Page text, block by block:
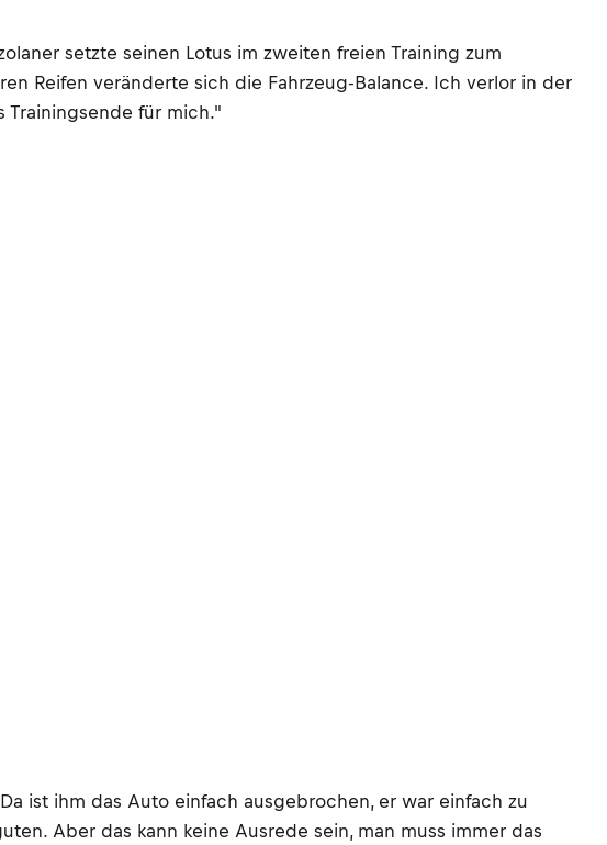
setzte seinen Lotus im zweiten freien Training zum
Reifen veränderte sich die Fahrzeug-Balance. Ich verlor in der
für mich."
ist ihm das Auto einfach ausgebrochen, er war einfach zu
Aber das kann keine Ausrede sein, man muss immer das